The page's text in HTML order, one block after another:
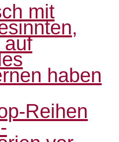
mit
auf
haben
Reihen